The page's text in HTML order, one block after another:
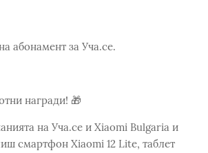
абонамент за Уча.се.
награди! 🎁
на Уча.се и Xiaomi Bulgaria и
смартфон Xiaomi 12 Lite, таблет